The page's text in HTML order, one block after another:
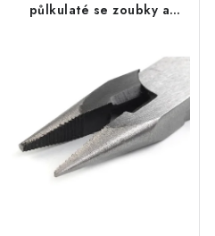
půlkulaté se zoubky a